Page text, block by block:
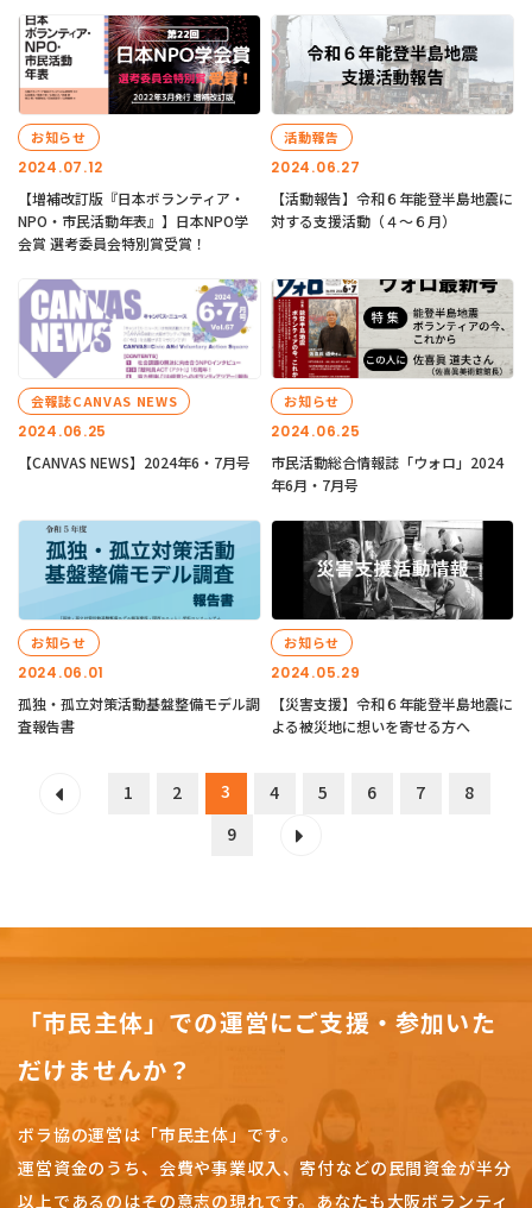
2024.07.12
お知らせ
【増補改訂版『日本ボランティア・
NPO・市民活動年表』】日本NPO学
会賞 選考委員会特別賞受賞！
2024.06.27
活動報告
【活動報告】令和６年能登半島地震に
対する支援活動（４〜６月）
2024.06.25
会報誌CANVAS NEWS
【CANVAS NEWS】2024年6・7月号
2024.06.25
お知らせ
市民活動総合情報誌「ウォロ」2024
年6月・7月号
2024.06.01
お知らせ
孤独・孤立対策活動基盤整備モデル調
査報告書
2024.05.29
お知らせ
【災害支援】令和６年能登半島地震に
よる被災地に想いを寄せる方へ
1 2 3 4 5 6 7
8
9
「市民主体」での運営にご支援・参加いた
だけませんか？
ボラ協の運営は「市民主体」です。
運営資金のうち、会費や事業収入、寄付などの民間資金が半分
以上であるのはその意志の現れです。 あなたも大阪ボランティ